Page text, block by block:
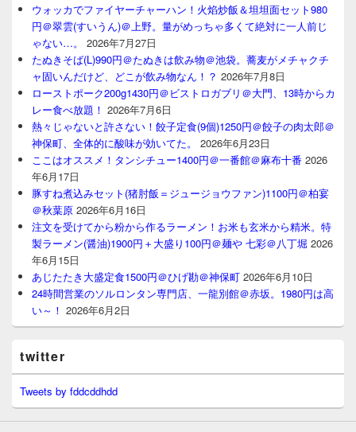
ウォッカでファイヤーチャーハン！火焰炒飯＆坦坦面セット980
円＠翠雲(すいうん)＠上野。量がめっちゃ多くて絶対に一人前じ
ゃない…。
2026年7月27日
たぬきそば(L)990円＠たぬきは飲み物＠池袋。蕎麦がメチャクチ
ャ固いんだけど、どこが飲み物なん！？ 2026年7月8日
ローストポーク200g1430円＠ビストロガブリ＠大門、13時からカ
レー食べ放題！ 2026年7月6日
熱々じゃないと許さない！餃子定食(9個)1250円＠餃子の肉太郎＠
神保町、全体的に酸味が効いてた。
2026年6月23日
ここはオススメ！タンシチュー1400円＠一番館＠麻布十番 2026
年6月17日
豚すね煮込みセット(猪肘飯＝ジュージョウファン)1100円＠柏宴
＠秋葉原 2026年6月16日
注文を受けてから粉から作るラーメン！お米も玄米から精米。特
製ラーメン(醤油)1900円＋大盛り100円＠麺や 七彩＠八丁堀 2026
年6月15日
あじたたき大盛定食1500円＠ひげ勘＠神保町 2026年6月10日
24時間営業のソルロンタン専門店、一龍別館＠赤坂。1980円は高
い～！ 2026年6月2日
twitter
Tweets by fddcddhdd